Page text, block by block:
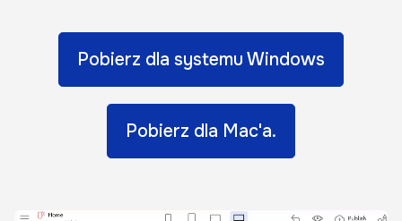
Pobierz dla systemu Windows
Pobierz dla Mac'a.